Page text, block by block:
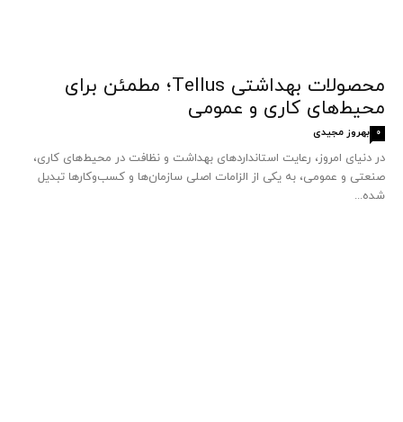
محصولات بهداشتی Tellus؛ مطمئن برای
محیط‌های کاری و عمومی
بهروز مجیدی 0
در دنیای امروز، رعایت استانداردهای بهداشت و نظافت در محیط‌های کاری،
صنعتی و عمومی، به یکی از الزامات اصلی سازمان‌ها و کسب‌وکارها تبدیل
شده...